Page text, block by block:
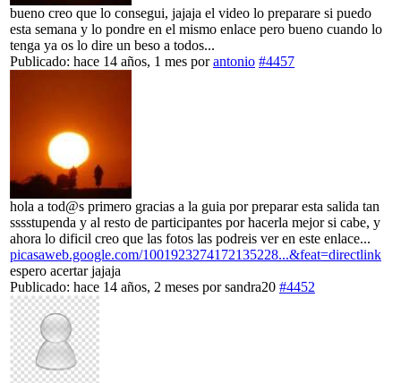
bueno creo que lo consegui, jajaja el video lo preparare si puedo
esta semana y lo pondre en el mismo enlace pero bueno cuando lo
tenga ya os lo dire un beso a todos...
Publicado: hace 14 años, 1 mes porantonio #4457
hola a tod@s primero gracias a la guia por preparar esta salida tan
sssstupenda y al resto de participantes por hacerla mejor si cabe, y
ahora lo dificil creo que las fotos las podreis ver en este enlace...
picasaweb.google.com/1001923274172135228...&feat=directlink
espero acertar jajaja
Publicado: hace 14 años, 2 meses porsandra20 #4452